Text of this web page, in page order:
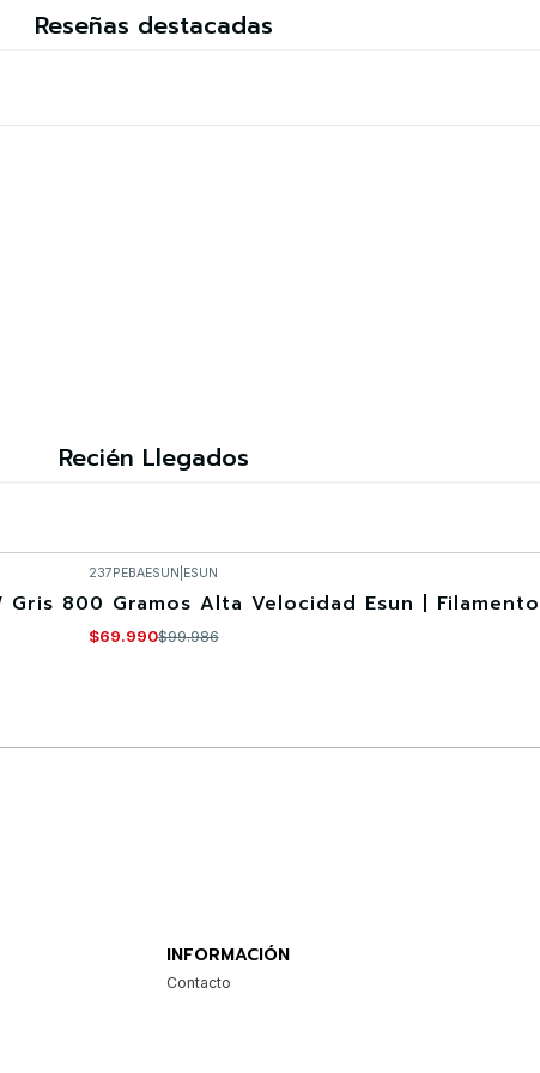
Reseñas destacadas
Recién Llegados
237PEBAESUN ESUN
Gris 800 Gramos Alta Velocidad Esun |
$69.990$99.986
INFORMACIÓN
Contacto